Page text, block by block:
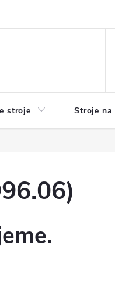
stroje Stroje na